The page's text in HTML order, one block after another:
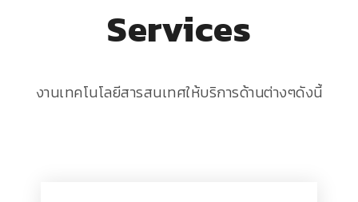
Services
งานเทคโนโลยีสารสนเทศให้บริการด้านต่างๆดังนี้